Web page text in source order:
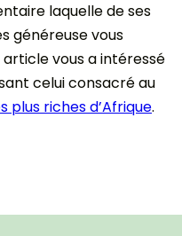
laquelle de ses
généreuse vous
vous a intéressé
celui consacré au
plus riches d’Afrique.